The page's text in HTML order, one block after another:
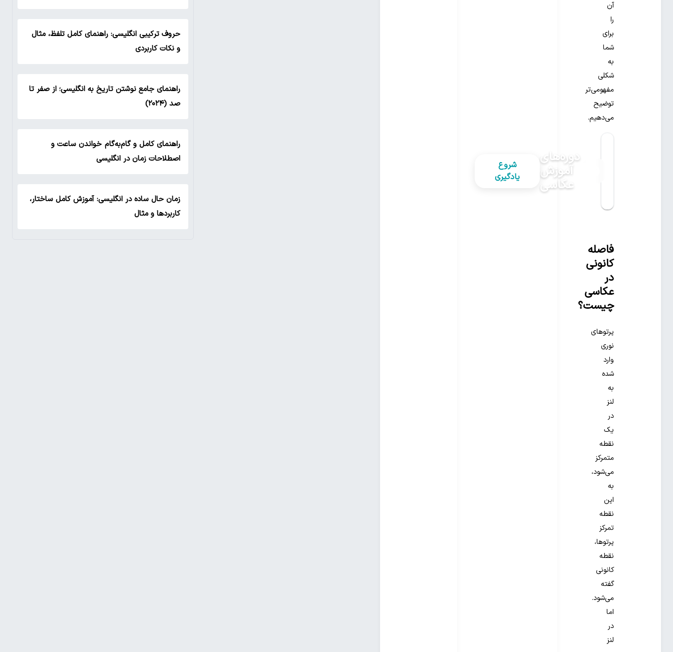
آن
را
برای
شما
به
شکلی
مفهومی‌تر
توضیح
می‌دهیم.
دوره‌های
آموزش
عکاسی
شروع
یادگیری
فاصله
کانونی
در
عکاسی
چیست؟
پرتوهای
نوری
وارد
شده
به
لنز
در
یک
نقطه
متمرکز
می‌شود،
به
این
نقطه
تمرکز
پرتوها،
نقطه
کانونی
گفته
می‌شود.
اما
در
لنز
حروف ترکیبی انگلیسی: راهنمای کامل تلفظ، مثال
و نکات کاربردی
راهنمای جامع نوشتن تاریخ به انگلیسی؛ از صفر تا
صد (۲۰۲۴)
راهنمای کامل و گام‌به‌گام خواندن ساعت و
اصطلاحات زمان در انگلیسی
زمان حال ساده در انگلیسی: آموزش کامل ساختار،
کاربردها و مثال